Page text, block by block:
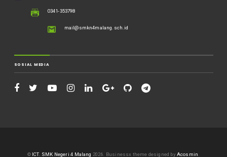
0341-353798
mail@smkn4malang.sch.id
SOSIAL MEDIA
© ICT. SMK Negeri 4 Malang 2026. Businessx theme designed byAcosmin.